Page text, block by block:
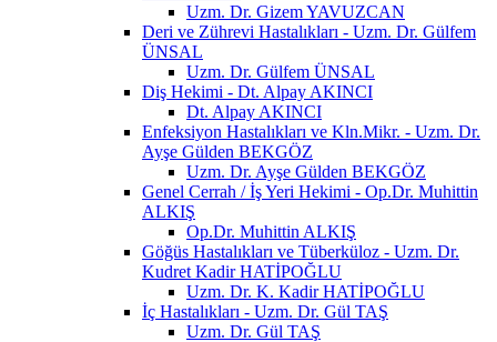
Uzm. Dr. Gizem YAVUZCAN
Deri ve Zührevi Hastalıkları - Uzm. Dr. Gülfem
ÜNSAL
Uzm. Dr. Gülfem ÜNSAL
Diş Hekimi - Dt. Alpay AKINCI
Dt. Alpay AKINCI
Enfeksiyon Hastalıkları ve Kln.Mikr. - Uzm. Dr.
Ayşe Gülden BEKGÖZ
Uzm. Dr. Ayşe Gülden BEKGÖZ
Genel Cerrah / İş Yeri Hekimi - Op.Dr. Muhittin
ALKIŞ
Op.Dr. Muhittin ALKIŞ
Göğüs Hastalıkları ve Tüberküloz - Uzm. Dr.
Kudret Kadir HATİPOĞLU
Uzm. Dr. K. Kadir HATİPOĞLU
İç Hastalıkları - Uzm. Dr. Gül TAŞ
Uzm. Dr. Gül TAŞ